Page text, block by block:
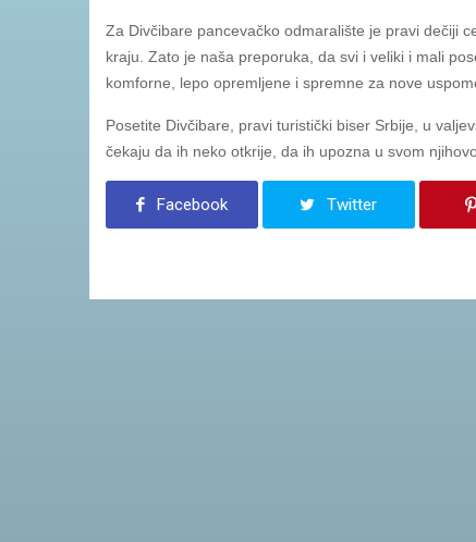
Za Divčibare pancevačko odmaralište je pravi dečiji
kraju. Zato je naša preporuka, da svi i veliki i mali
komforne, lepo opremljene i spremne za nove
Posetite Divčibare, pravi turistički biser Srbije, u
čekaju da ih neko otkrije, da ih upozna u svom
Facebook Twitter